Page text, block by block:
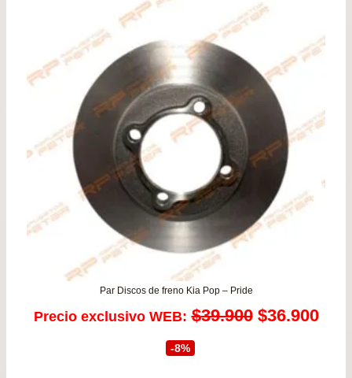
original
era:
$167.800.
es:
$159.900.
Par Discos de freno Kia Pop – Pride
Precio exclusivo WEB: $39.900 El
$36.900El
-8%